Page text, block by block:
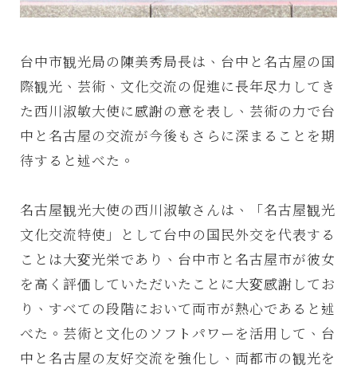
台中市観光局の陳美秀局長は、台中と名古屋の国
際観光、芸術、文化交流の促進に長年尽力してき
た西川淑敏大使に感謝の意を表し、芸術の力で台
中と名古屋の交流が今後もさらに深まることを期
待すると述べた。
名古屋観光大使の西川淑敏さんは、「名古屋観光
文化交流特使」として台中の国民外交を代表する
ことは大変光栄であり、台中市と名古屋市が彼女
を高く評価していただいたことに大変感謝してお
り、すべての段階において両市が熱心であると述
べた。芸術と文化のソフトパワーを活用して、台
中と名古屋の友好交流を強化し、両都市の観光を